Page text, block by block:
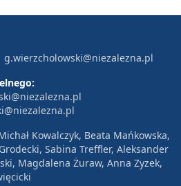
g.wierzcholowski@niezalezna.pl
Kowalczyk, Beata Mańkowska,
Sabina Treffler, Aleksander
Magdalena Żuraw, Anna Zyzek,